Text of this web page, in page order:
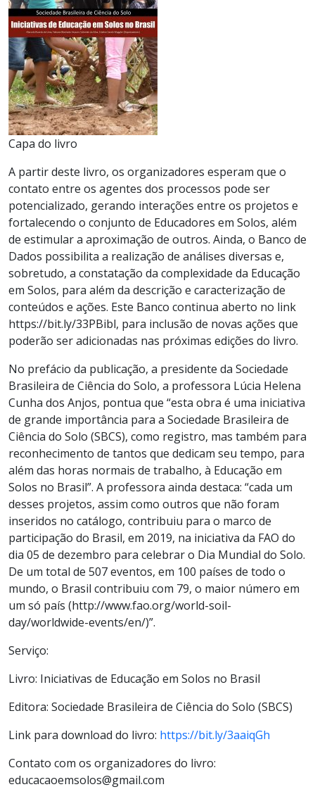
Capa do livro
A partir deste livro, os organizadores esperam que o
contato entre os agentes dos processos pode ser
potencializado, gerando interações entre os projetos e
fortalecendo o conjunto de Educadores em Solos, além
de estimular a aproximação de outros. Ainda, o Banco de
Dados possibilita a realização de análises diversas e,
sobretudo, a constatação da complexidade da Educação
em Solos, para além da descrição e caracterização de
conteúdos e ações. Este Banco continua aberto no link
https://bit.ly/33PBibl, para inclusão de novas ações que
poderão ser adicionadas nas próximas edições do livro.
No prefácio da publicação, a presidente da Sociedade
Brasileira de Ciência do Solo, a professora Lúcia Helena
Cunha dos Anjos, pontua que “esta obra é uma iniciativa
de grande importância para a Sociedade Brasileira de
Ciência do Solo (SBCS), como registro, mas também para
reconhecimento de tantos que dedicam seu tempo, para
além das horas normais de trabalho, à Educação em
Solos no Brasil”. A professora ainda destaca: “cada um
desses projetos, assim como outros que não foram
inseridos no catálogo, contribuiu para o marco de
participação do Brasil, em 2019, na iniciativa da FAO do
dia 05 de dezembro para celebrar o Dia Mundial do Solo.
De um total de 507 eventos, em 100 países de todo o
mundo, o Brasil contribuiu com 79, o maior número em
um só país (http://www.fao.org/world-soil-
day/worldwide-events/en/)”.
Serviço:
Livro: Iniciativas de Educação em Solos no Brasil
Editora: Sociedade Brasileira de Ciência do Solo (SBCS)
Link para download do livro: https://bit.ly/3aaiqGh
Contato com os organizadores do livro:
educacaoemsolos@gmail.com